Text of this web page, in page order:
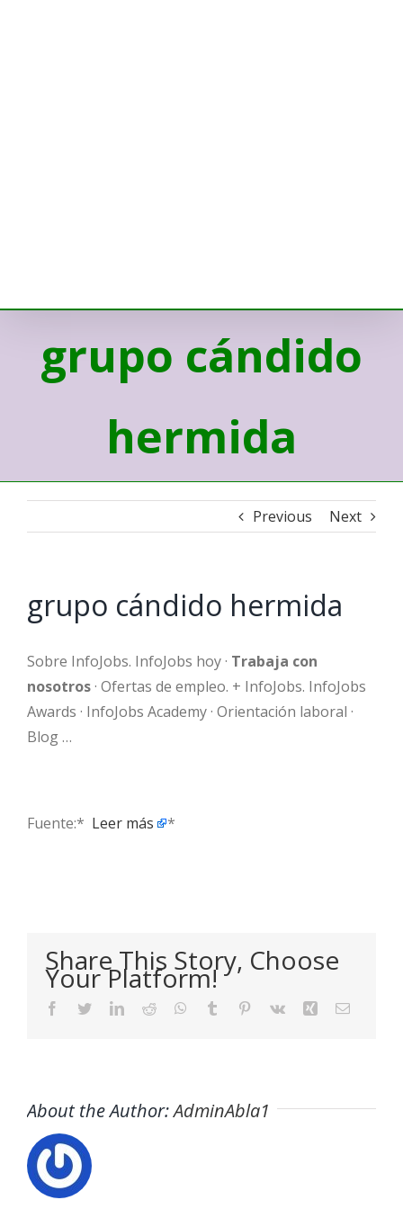
grupo cándido
hermida
Previous Next
grupo cándido hermida
Sobre InfoJobs. InfoJobs hoy · Trabaja con
nosotros· Ofertas de empleo. + InfoJobs. InfoJobs
Awards · InfoJobs Academy · Orientación laboral ·
Blog …
Fuente:* ​ Leer más *
Share This Story, Choose
Your Platform!
Facebook
TwitterLinkedIn
Reddit WhatsApp
Tumblr Pinterest
Vk Xing Email
About the Author:AdminAbla1